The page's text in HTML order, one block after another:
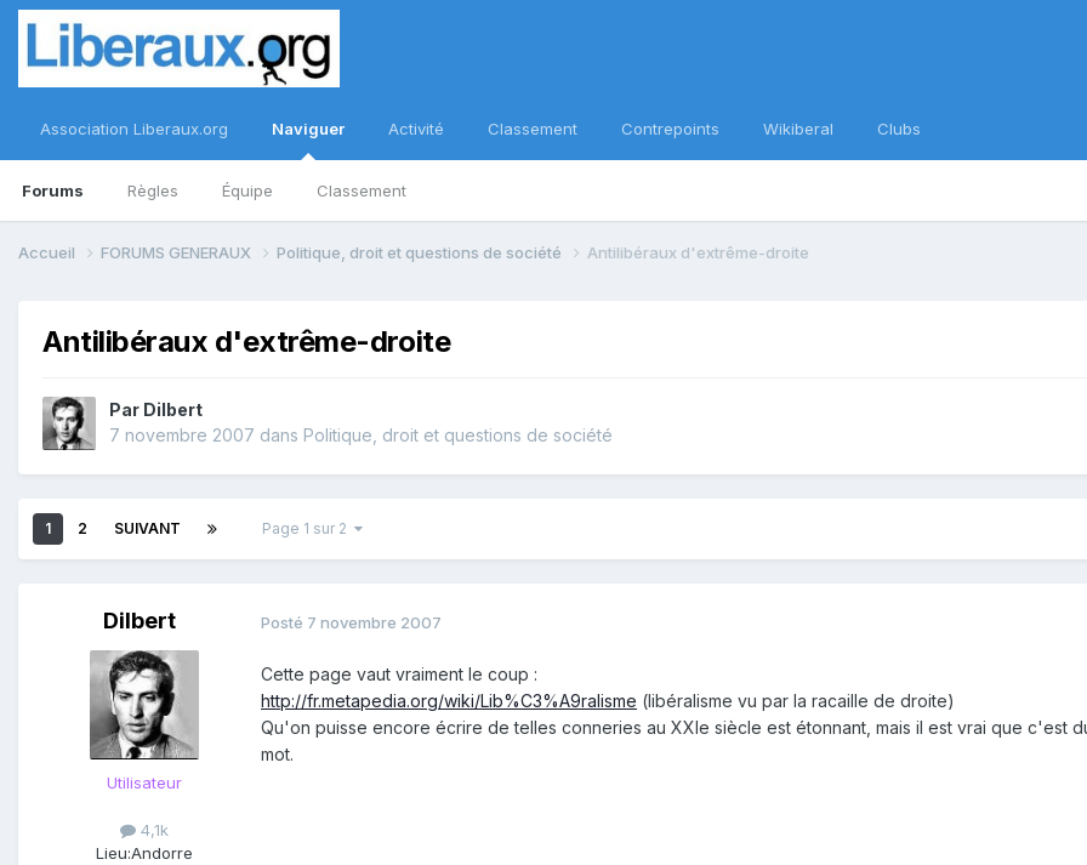
Association Liberaux.org Naviguer
Forums Règles Équipe Classement
Activité Classement Contrepoints Wikiberal Clubs
Accueil FORUMS GENERAUX Politique, droit et questions de société Antilibéraux d'extrême-droite
Antilibéraux d'extrême-droite
Par Dilbert
7 novembre 2007 dans Politique, droit et questions de société
1 2 SUIVANT Page 1 sur 2
Dilbert
Utilisateur
4,1k
Lieu:Andorre
Posté 7 novembre 2007
Cette page vaut vraiment le coup :
http://fr.metapedia.org/wiki/Lib%C3%A9ralisme (libéralisme vu par la racaille de droite)
Qu'on puisse encore écrire de telles conneries au XXIe siècle est étonnant, mais il est vrai que c'est
mot.